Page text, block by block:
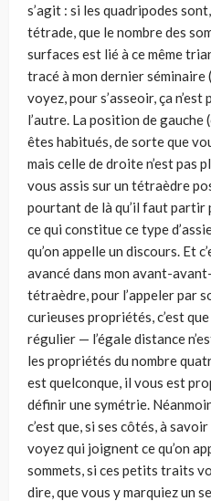
s’agit : si les quadripodes
tétrade, que le nombre des
surfaces est lié à ce même
tracé à mon dernier séminaire
voyez, pour s’asseoir, ça n’est
l’autre. La position de gauche
êtes habitués, de sorte que
mais celle de droite n’est pas
vous assis sur un tétraèdre
pourtant de là qu’il faut partir
ce qui constitue ce type
qu’on appelle un discours. Et
avancé dans mon avant-
tétraèdre, pour l’appeler par
curieuses propriétés, c’est que
régulier — l’égale distance
les propriétés du nombre
est quelconque, il vous est
définir une symétrie.
c’est que, si ses côtés, à
voyez qui joignent ce qu’on
sommets, si ces petits traits
dire, que vous y marquiez un